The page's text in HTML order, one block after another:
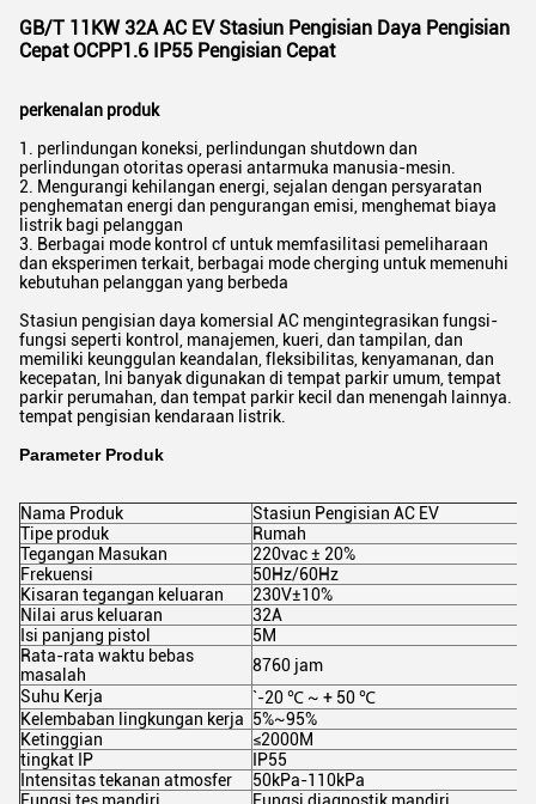
GB/T 11KW 32A AC EV Stasiun Pengisian Daya Pengisian
Cepat OCPP1.6 IP55 Pengisian Cepat
perkenalan produk
1. perlindungan koneksi, perlindungan shutdown dan
perlindungan otoritas operasi antarmuka manusia-mesin.
2. Mengurangi kehilangan energi, sejalan dengan persyaratan
penghematan energi dan pengurangan emisi, menghemat biaya
listrik bagi pelanggan
3. Berbagai mode kontrol cf untuk memfasilitasi pemeliharaan
dan eksperimen terkait, berbagai mode cherging untuk memenuhi
kebutuhan pelanggan yang berbeda
Stasiun pengisian daya komersial AC mengintegrasikan fungsi-
fungsi seperti kontrol, manajemen, kueri, dan tampilan, dan
memiliki keunggulan keandalan, fleksibilitas, kenyamanan, dan
kecepatan, Ini banyak digunakan di tempat parkir umum, tempat
parkir perumahan, dan tempat parkir kecil dan menengah lainnya.
tempat pengisian kendaraan listrik.
Parameter Produk
Nama Produk
Stasiun Pengisian AC EV
Tipe produk
Rumah
Tegangan Masukan
220vac ± 20%
Frekuensi
50Hz/60Hz
Kisaran tegangan keluaran
230V±10%
Nilai arus keluaran
32A
Isi panjang pistol
5M
Rata-rata waktu bebas
masalah
8760 jam
Suhu Kerja
`-20 ℃ ~ + 50 ℃
Kelembaban lingkungan kerja 5%~95%
Ketinggian
≤2000M
tingkat IP
IP55
Intensitas tekanan atmosfer
50kPa-110kPa